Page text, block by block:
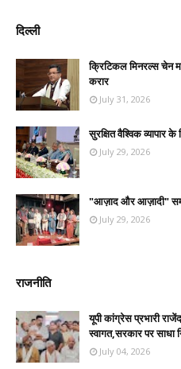
दिल्ली
क्रिटिकल मिनरल्स चेन
करार
July 31, 2026
सुरक्षित वैश्विक व्यापार
July 29, 2026
"आज़ाद और आज़ादी"
July 29, 2026
राजनीति
यूपी कांग्रेस प्रभारी
स्वागत,सरकार पर साधा
July 04, 2026